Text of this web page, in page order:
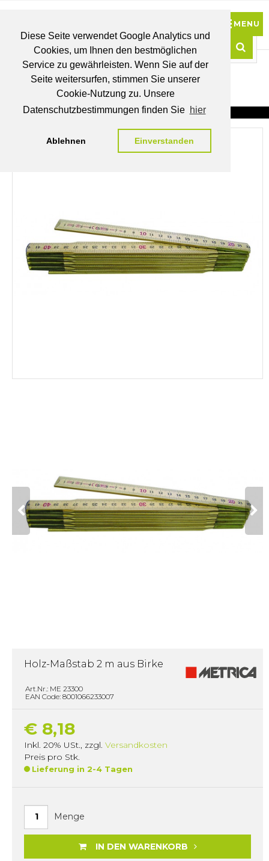
Diese Seite verwendet Google Analytics und
Cookies, um Ihnen den bestmöglichen
Service zu gewährleisten. Wenn Sie auf der
Seite weitersurfen, stimmen Sie unserer
Cookie-Nutzung zu. Unsere
Datenschutzbestimmungen finden Sie hier
Ablehnen Einverstanden
BRUTTO
PREISE
MEIN
WUNSCHLISTE
Holz-Maßstab 2 m aus Birke
Art.Nr.: ME 23300
EAN Code: 8001066233007
€ 8,18
Inkl. 20% USt., zzgl. Versandkosten
Preis pro Stk.
Lieferung in 2-4 Tagen
Menge
IN DEN WARENKORB